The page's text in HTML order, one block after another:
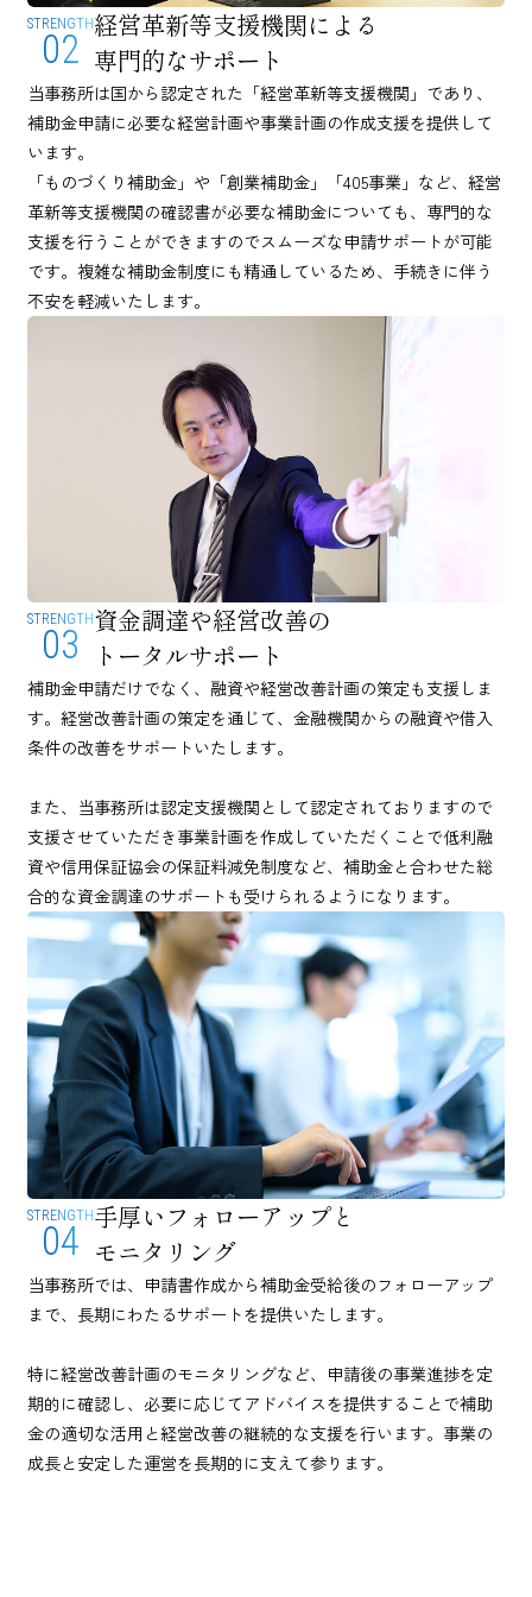
STRENGTH
02
経営革新等支援機関による
専門的なサポート
当事務所は国から認定された「経営革新等支援機関」であり、
補助金申請に必要な経営計画や事業計画の作成支援を提供して
います。
「ものづくり補助金」や「創業補助金」「405事業」など、経営
革新等支援機関の確認書が必要な補助金についても、専門的な
支援を行うことができますのでスムーズな申請サポートが可能
です。複雑な補助金制度にも精通しているため、手続きに伴う
不安を軽減いたします。
STRENGTH
03
資金調達や経営改善の
トータルサポート
補助金申請だけでなく、融資や経営改善計画の策定も支援しま
す。経営改善計画の策定を通じて、金融機関からの融資や借入
条件の改善をサポートいたします。
また、当事務所は認定支援機関として認定されておりますので
支援させていただき事業計画を作成していただくことで低利融
資や信用保証協会の保証料減免制度など、補助金と合わせた総
合的な資金調達のサポートも受けられるようになります。
STRENGTH
04
手厚いフォローアップと
モニタリング
当事務所では、申請書作成から補助金受給後のフォローアップ
まで、長期にわたるサポートを提供いたします。
特に経営改善計画のモニタリングなど、申請後の事業進捗を定
期的に確認し、必要に応じてアドバイスを提供することで補助
金の適切な活用と経営改善の継続的な支援を行います。事業の
成長と安定した運営を長期的に支えて参ります。